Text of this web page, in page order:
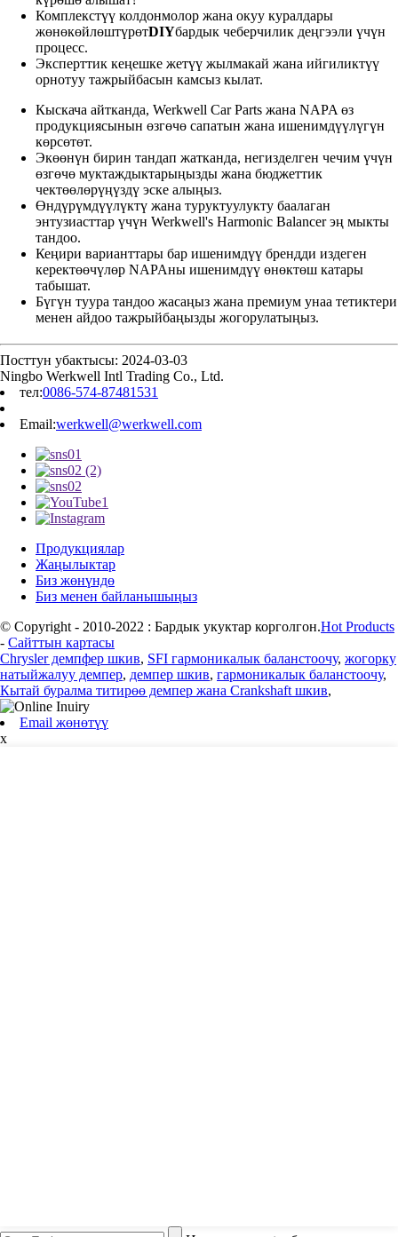
Комплекстүү колдонмолор жана окуу куралдары
жөнөкөйлөштүрөтDIYбардык чеберчилик деңгээли үчүн
процесс.
Эксперттик кеңешке жетүү жылмакай жана ийгиликтүү
орнотуу тажрыйбасын камсыз кылат.
Кыскача айтканда, Werkwell Car Parts жана NAPA өз
продукциясынын өзгөчө сапатын жана ишенимдүүлүгүн
көрсөтөт.
Экөөнүн бирин тандап жатканда, негизделген чечим үчүн
өзгөчө муктаждыктарыңызды жана бюджеттик
чектөөлөрүңүздү эске алыңыз.
Өндүрүмдүүлүктү жана туруктуулукту баалаган
энтузиасттар үчүн Werkwell's Harmonic Balancer эң мыкты
тандоо.
Кеңири варианттары бар ишенимдүү брендди издеген
керектөөчүлөр NAPAны ишенимдүү өнөктөш катары
табышат.
Бүгүн туура тандоо жасаңыз жана премиум унаа тетиктери
менен айдоо тажрыйбаңызды жогорулатыңыз.
Посттун убактысы: 2024-03-03
Ningbo Werkwell Intl Trading Co., Ltd.
тел:0086-574-87481531
Email:werkwell@werkwell.com
Продукциялар
Жаңылыктар
Биз жөнүндө
Биз менен байланышыңыз
© Copyright - 2010-2022 : Бардык укуктар корголгон.Hot Products
- Сайттын картасы
Chrysler демпфер шкив, SFI гармоникалык баланстоочу, жогорку
натыйжалуу демпер, демпер шкив, гармоникалык баланстоочу,
Кытай буралма титирөө демпер жана Crankshaft шкив,
Email жөнөтүү
x